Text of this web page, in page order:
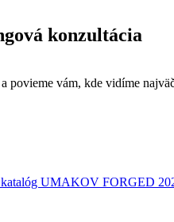
konzultácia
povieme vám, kde vidíme
UMAKOV FORGED